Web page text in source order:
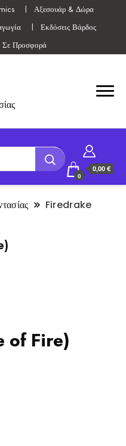
Αξεσουάρ & Δώρα
Εκδόσεις Βάρδος
Σε Προσφορά
0
0,00 €
Firedrake
of Fire)